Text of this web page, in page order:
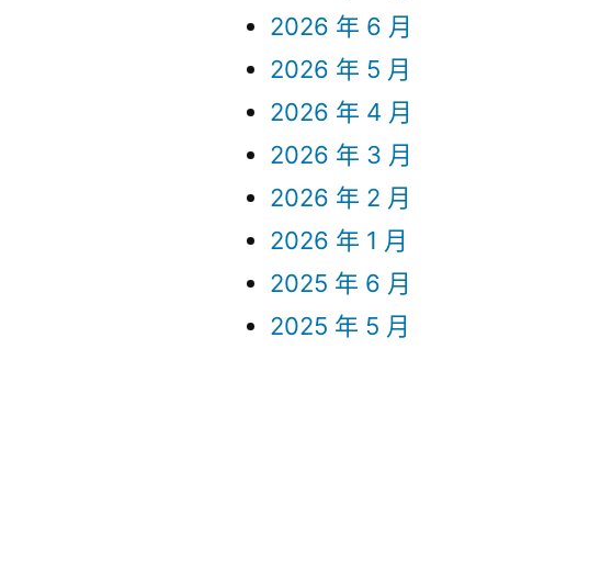
2026 年 6 月
2026 年 5 月
2026 年 4 月
2026 年 3 月
2026 年 2 月
2026 年 1 月
2025 年 6 月
2025 年 5 月